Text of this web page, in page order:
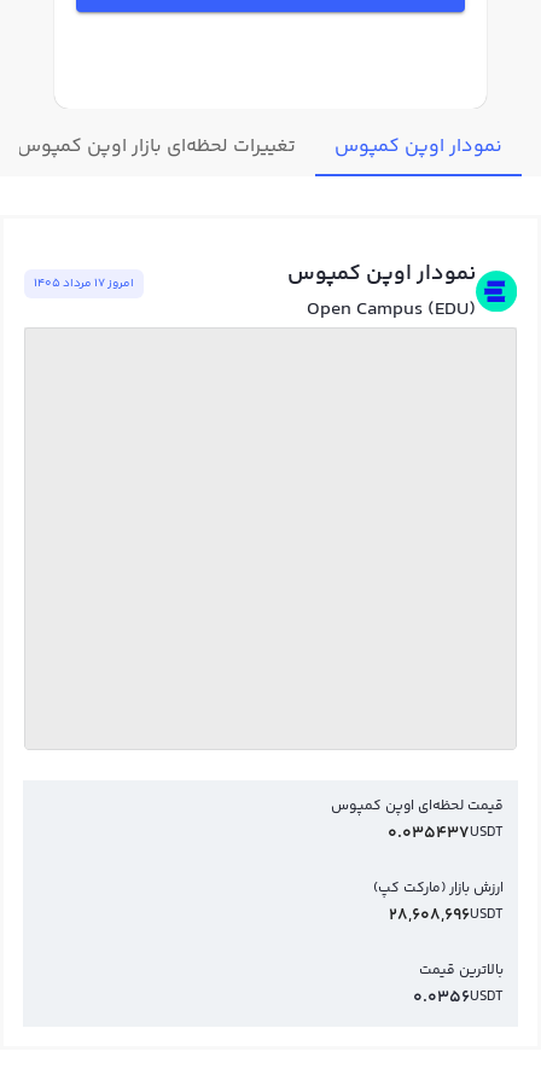
نمودار اوپن کمپوس تغییرات لحظه‌ای بازار اوپن کمپوس
نمودار اوپن کمپوس
Open Campus (EDU)
امروز ١٧ مرداد ١٤٠٥
قیمت لحظه‌ای اوپن کمپوس
USDT
0.035437
ارزش بازار (مارکت کپ)
USDT
28,608,696
بالاترین قیمت
USDT
0.0356